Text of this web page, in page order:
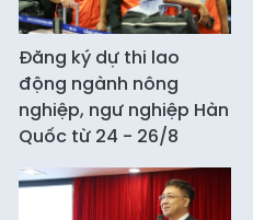
Đăng ký dự thi lao
động ngành nông
nghiệp, ngư nghiệp Hàn
Quốc từ 24 - 26/8